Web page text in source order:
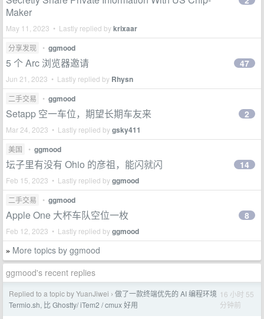
Maker
May 11, 2023 • Lastly replied bykrixaar
分享发现 • ggmood
5 个 Arc 浏览器邀请
Jun 21, 2023 • Lastly replied by Rhysn
47
二手交易 • ggmood
Setapp 空一车位，期望长期车友来
Mar 24, 2023 • Lastly replied bygsky411
2
美国 • ggmood
坛子里有没有 Ohio 的彦祖，能闪就闪
Feb 15, 2023 • Lastly replied byggmood
14
二手交易 • ggmood
Apple One 大杯车队空位一枚
Feb 12, 2023 • Lastly replied byggmood
8
» More topics by ggmood
ggmood's recent replies
Replied to a topic by YuanJiwei › 做了一款终端优先的 AI 编程环境
Termio.sh, 比 Ghostty/ iTem2 / cmux 好用
16 小时 55
分钟前